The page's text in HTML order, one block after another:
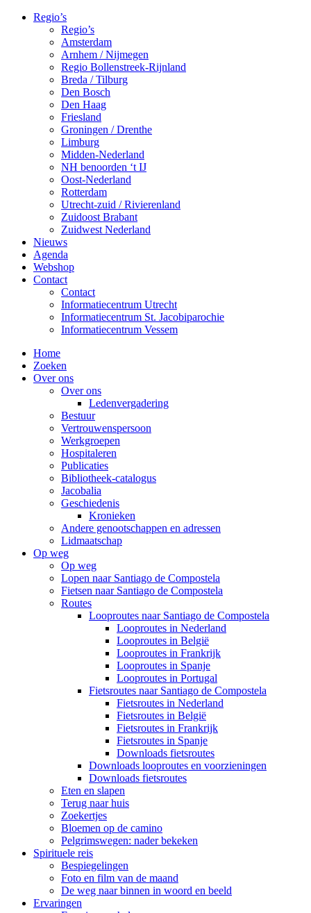
Regio’s
Regio’s
Amsterdam
Arnhem / Nijmegen
Regio Bollenstreek-Rijnland
Breda / Tilburg
Den Bosch
Den Haag
Friesland
Groningen / Drenthe
Limburg
Midden-Nederland
NH benoorden ‘t IJ
Oost-Nederland
Rotterdam
Utrecht-zuid / Rivierenland
Zuidoost Brabant
Zuidwest Nederland
Nieuws
Agenda
Webshop
Contact
Contact
Informatiecentrum Utrecht
Informatiecentrum St. Jacobiparochie
Informatiecentrum Vessem
Home
Zoeken
Over ons
Over ons
Ledenvergadering
Bestuur
Vertrouwenspersoon
Werkgroepen
Hospitaleren
Publicaties
Bibliotheek-catalogus
Jacobalia
Geschiedenis
Kronieken
Andere genootschappen en adressen
Lidmaatschap
Op weg
Op weg
Lopen naar Santiago de Compostela
Fietsen naar Santiago de Compostela
Routes
Looproutes naar Santiago de Compostela
Looproutes in Nederland
Looproutes in België
Looproutes in Frankrijk
Looproutes in Spanje
Looproutes in Portugal
Fietsroutes naar Santiago de Compostela
Fietsroutes in Nederland
Fietsroutes in België
Fietsroutes in Frankrijk
Fietsroutes in Spanje
Downloads fietsroutes
Downloads looproutes en voorzieningen
Downloads fietsroutes
Eten en slapen
Terug naar huis
Zoekertjes
Bloemen op de camino
Pelgrimswegen: nader bekeken
Spirituele reis
Bespiegelingen
Foto en film van de maand
De weg naar binnen in woord en beeld
Ervaringen